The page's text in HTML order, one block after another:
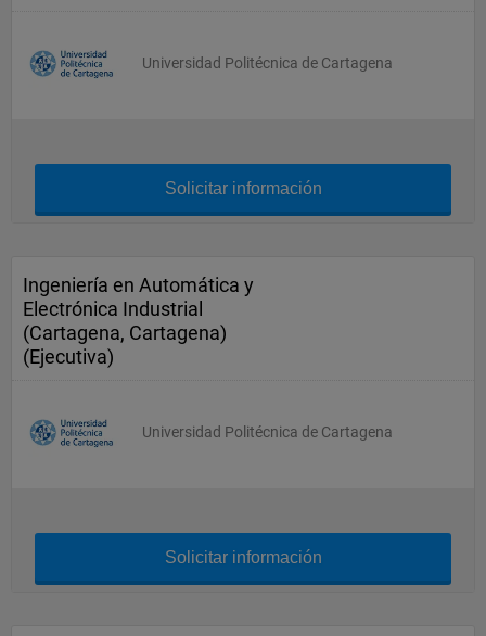
Universidad Politécnica de Cartagena
Solicitar información
Ingeniería en Automática y
Electrónica Industrial
(Cartagena, Cartagena)
(Ejecutiva)
Universidad Politécnica de Cartagena
Solicitar información